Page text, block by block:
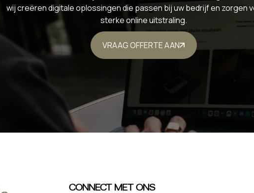
wij creëren digitale oplossingen die passen bij uw bedrijf en zorgen
sterke online uitstraling.
VRAAG OFFERTE AAN
CONNECT MET ONS